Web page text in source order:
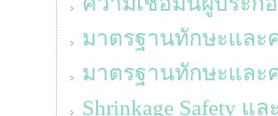
มาตรฐานทักษะและ
มาตรฐานทักษะและ
Shrinkage Safety แ